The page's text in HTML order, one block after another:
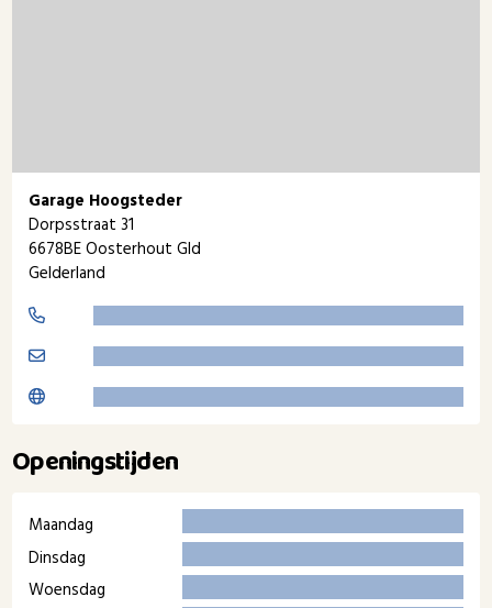
Garage Hoogsteder
Dorpsstraat 31
6678BE Oosterhout Gld
Gelderland
Openingstijden
Maandag
Dinsdag
Woensdag